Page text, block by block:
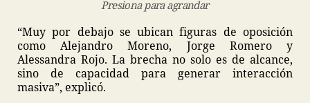
Presiona para agrandar
“Muy por debajo se ubican figuras de oposición
como Alejandro Moreno, Jorge Romero y
Alessandra Rojo. La brecha no solo es de alcance,
sino de capacidad para generar interacción
masiva”, explicó.